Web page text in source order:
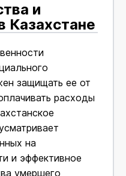
и
Казахстане
защищать ее от
расходы
на
и эффективное
умершего